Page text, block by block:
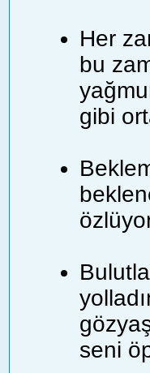
Her
bu
gibi
seni